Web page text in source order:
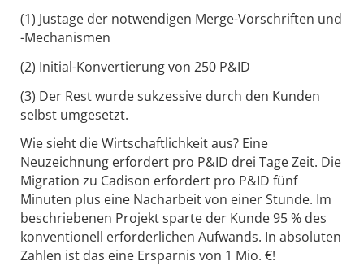
(1) Justage der notwendigen Merge-Vorschriften und
-Mechanismen
(2) Initial-Konvertierung von 250 P&ID
(3) Der Rest wurde sukzessive durch den Kunden
selbst umgesetzt.
Wie sieht die Wirtschaftlichkeit aus? Eine
Neuzeichnung erfordert pro P&ID drei Tage Zeit. Die
Migration zu Cadison erfordert pro P&ID fünf
Minuten plus eine Nacharbeit von einer Stunde. Im
beschriebenen Projekt sparte der Kunde 95 % des
konventionell erforderlichen Aufwands. In absoluten
Zahlen ist das eine Ersparnis von 1 Mio. €!